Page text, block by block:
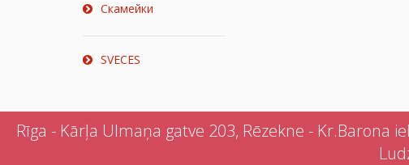
Скамейки
SVECES
Rīga - Kārļa Ulmaņa gatve 203, Rēzekne - Kr.Barona